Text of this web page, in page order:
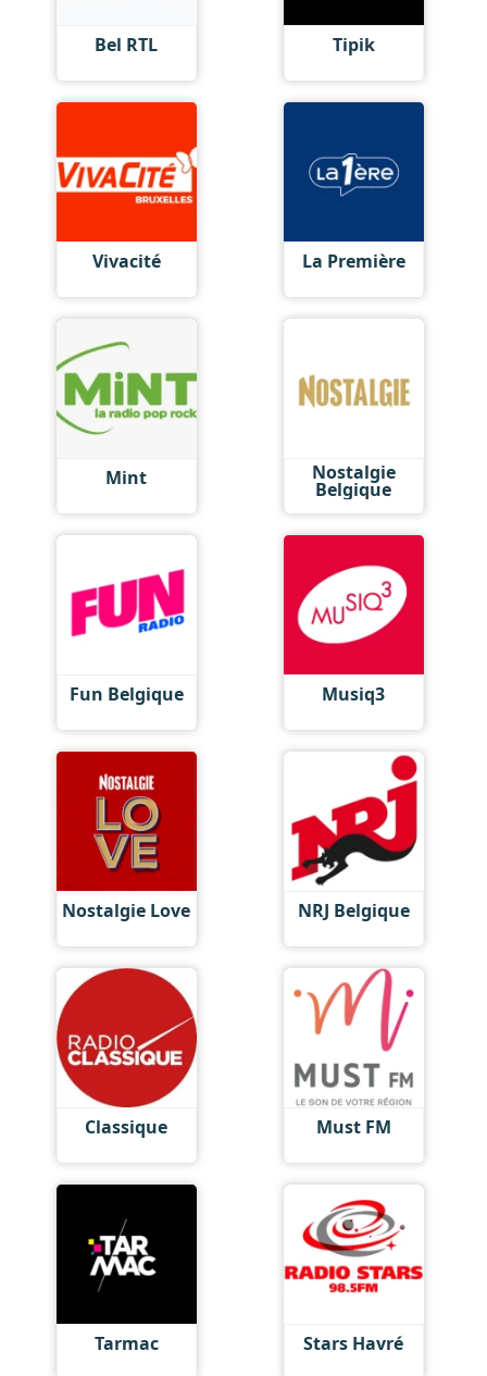
Bel RTL Tipik
Vivacité La Première
Mint Nostalgie
Belgique
Fun Belgique Musiq3
Nostalgie Love NRJ Belgique
Classique Must FM
Tarmac Stars Havré